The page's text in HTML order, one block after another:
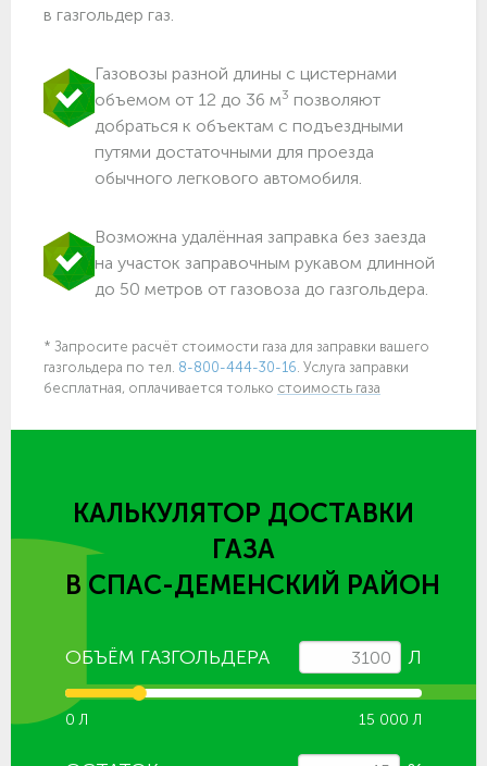
в газгольдер газ.
Газовозы разной длины с цистернами
объемом от 12 до 36 м3 позволяют
добраться к объектам c подъездными
путями достаточными для проезда
обычного легкового автомобиля.
Возможна удалённая заправка без заезда
на участок заправочным рукавом длинной
до 50 метров от газовоза до газгольдера.
* Запросите расчёт стоимости газа для заправки вашего
газгольдера по тел. 8-800-444-30-16. Услуга заправки
бесплатная, оплачивается только стоимость газа
КАЛЬКУЛЯТОР ДОСТАВКИ
ГАЗА
В СПАС-ДЕМЕНСКИЙ РАЙОН
ОБЪЁМ ГАЗГОЛЬДЕРА Л
0 Л 15 000 Л